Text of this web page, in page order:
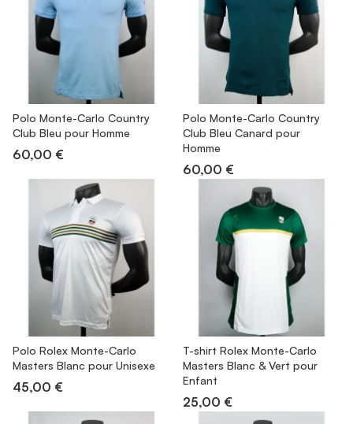
Polo Monte-Carlo Country
Club Bleu pour Homme
60,00 €
Polo Monte-Carlo Country
Club Bleu Canard pour
Homme
60,00 €
Polo Rolex Monte-Carlo
Masters Blanc pour Unisexe
45,00 €
T-shirt Rolex Monte-Carlo
Masters Blanc & Vert pour
Enfant
25,00 €